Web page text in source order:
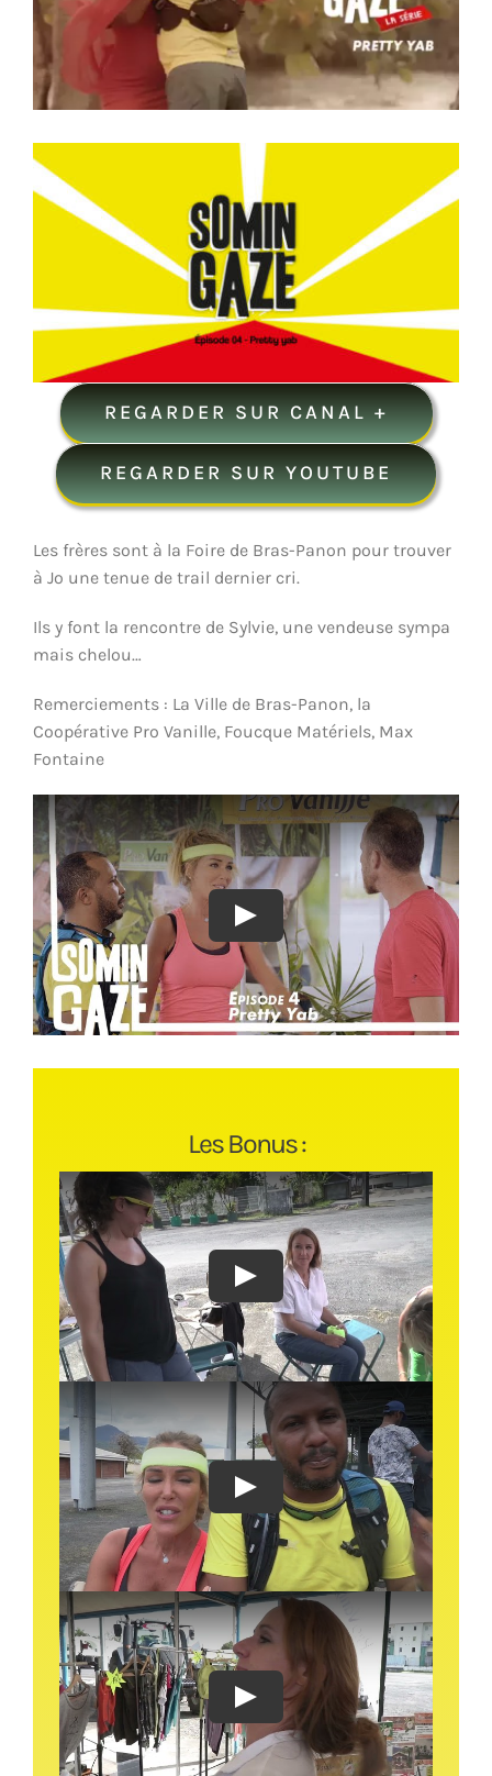
Blog
Rechercher:
REGARDER SUR CANAL +
REGARDER SUR YOUTUBE
Les frères sont à la Foire de Bras-Panon pour trouver
à Jo une tenue de trail dernier cri.
Ils y font la rencontre de Sylvie, une vendeuse sympa
mais chelou…
Remerciements : La Ville de Bras-Panon, la
Coopérative Pro Vanille, Foucque Matériels, Max
Fontaine
Play
Les Bonus :
Play
Play
Play